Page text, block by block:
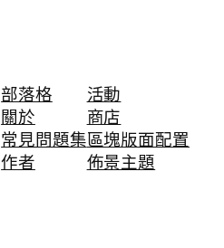
部落格
關於
常見問題集
作者
活動
商店
區塊版面配置
佈景主題